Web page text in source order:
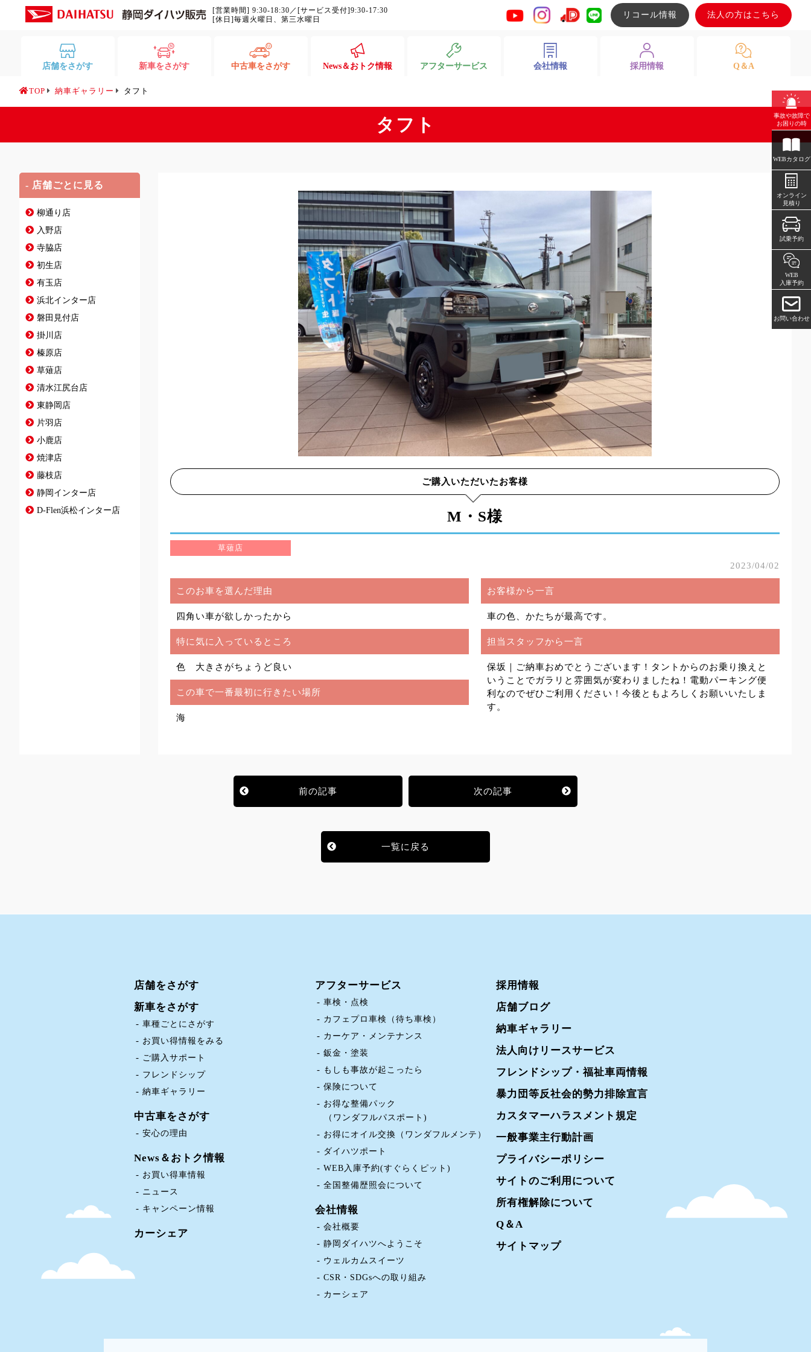
[営業時間] 9:30-18:30／[サービス受付]9:30-17:30
[休日]毎週火曜日、第三水曜日
リコール情報 法人の方はこちら
店舗をさがす 新車をさがす 中古車をさがす News＆おトク情報 アフターサービス 会社情報 採用情報 Q＆A
事故や故障で
お困りの時
WEBカタログ
オンライン
見積り
試乗予約
WEB
入庫予約
お問い合わせ
TOP 納車ギャラリー タフト
タフト
- 店舗ごとに見る
柳通り店
入野店
寺脇店
初生店
有玉店
浜北インター店
磐田見付店
掛川店
榛原店
草薙店
清水江尻台店
東静岡店
片羽店
小鹿店
焼津店
藤枝店
静岡インター店
D-Flen浜松インター店
ご購入いただいたお客様
M・S様
草薙店
2023/04/02
このお車を選んだ理由
四角い車が欲しかったから
特に気に入っているところ
色 大きさがちょうど良い
この車で一番最初に行きたい場所
海
お客様から一言
車の色、かたちが最高です。
担当スタッフから一言
保坂｜ご納車おめでとうございます！タントからのお乗り換えと
いうことでガラリと雰囲気が変わりましたね！電動パーキング便
利なのでぜひご利用ください！今後ともよろしくお願いいたしま
す。
前の記事 次の記事
一覧に戻る
店舗をさがす
新車をさがす
車種ごとにさがす
お買い得情報をみる
ご購入サポート
フレンドシップ
納車ギャラリー
中古車をさがす
安心の理由
News＆おトク情報
お買い得車情報
ニュース
キャンペーン情報
カーシェア
アフターサービス
車検・点検
カフェプロ車検（待ち車検）
カーケア・メンテナンス
鈑金・塗装
もしも事故が起こったら
保険について
お得な整備パック
（ワンダフルパスポート)
お得にオイル交換（ワンダフルメンテ）
ダイハツポート
WEB入庫予約(すぐらくピット)
全国整備歴照会について
会社情報
会社概要
静岡ダイハツへようこそ
ウェルカムスイーツ
CSR・SDGsへの取り組み
カーシェア
採用情報
店舗ブログ
納車ギャラリー
法人向けリースサービス
フレンドシップ・福祉車両情報
暴力団等反社会的勢力排除宣言
カスタマーハラスメント規定
一般事業主行動計画
プライバシーポリシー
サイトのご利用について
所有権解除について
Q＆A
サイトマップ